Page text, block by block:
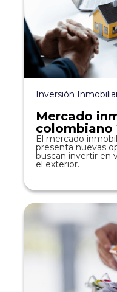
Inversión
Mercado
colombiano
precios y
inversión
El mercado
presenta nuevas
buscan invertir en
el exterior.